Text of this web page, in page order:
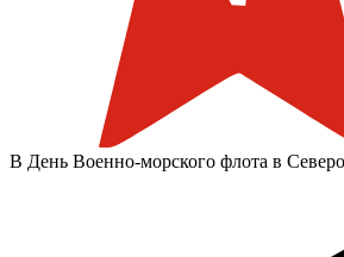
В День Военно-морского флота в